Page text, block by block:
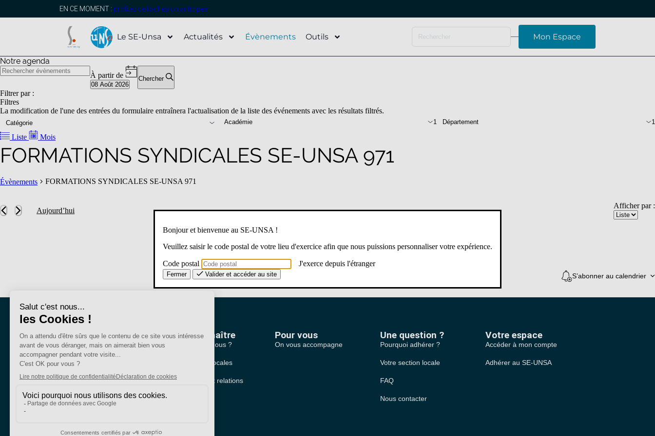
EN CE MOMENT : profitez de l’adhésion anticipée
Le SE-Unsa Actualités Évènements Outils Mon Espace
Notre agenda
Chercher
À partir de
08 Août 2026
date.
Filtrer par :
Filtres
La modification de l'une des entrées du formulaire entraînera l'actualisation de la liste des événements avec les résultats filtrés.
Catégorie Académie 1 Département 1
Liste Mois
FORMATIONS SYNDICALES SE-UNSA 971
Évènements FORMATIONS SYNDICALES SE-UNSA 971
Notice
Il n’y a pas d’évènements à venir.
Navigation
par
Afficher par :
Aujourd’hui
S’abonner au calendrier
Bien plus qu'un
Nous connaître
Qui sommes-nous ?
Nos sections locales
Partenariats et relations
Pour vous
On vous accompagne
Une question ?
Pourquoi adhérer ?
Votre section locale
FAQ
Nous contacter
Votre espace
Accéder à mon compte
Adhérer au SE-UNSA
SE-Unsa est un syndicat de l’UNSA
Bonjour et bienvenue au SE-UNSA !
Veuillez saisir le code postal de votre lieu d'exercice afin que nous puissions personnaliser votre expérience.
Code postal J'exerce depuis l'étranger
Fermer Valider et accéder au site